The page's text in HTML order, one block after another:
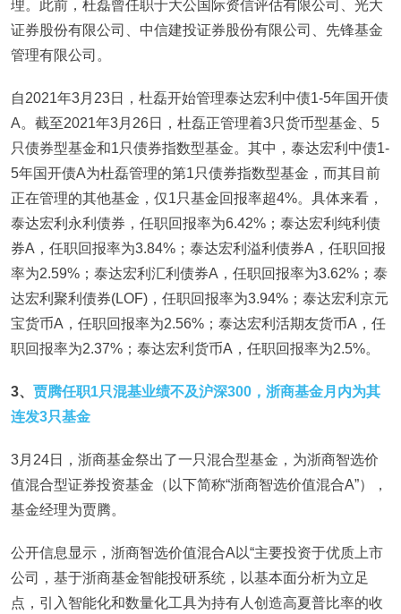
理。此前，杜磊曾任职于大公国际资信评估有限公司、光大
证券股份有限公司、中信建投证券股份有限公司、先锋基金
管理有限公司。
自2021年3月23日，杜磊开始管理泰达宏利中债1-5年国开债
A。截至2021年3月26日，杜磊正管理着3只货币型基金、5
只债券型基金和1只债券指数型基金。其中，泰达宏利中债1-
5年国开债A为杜磊管理的第1只债券指数型基金，而其目前
正在管理的其他基金，仅1只基金回报率超4%。具体来看，
泰达宏利永利债券，任职回报率为6.42%；泰达宏利纯利债
券A，任职回报率为3.84%；泰达宏利溢利债券A，任职回报
率为2.59%；泰达宏利汇利债券A，任职回报率为3.62%；泰
达宏利聚利债券(LOF)，任职回报率为3.94%；泰达宏利京元
宝货币A，任职回报率为2.56%；泰达宏利活期友货币A，任
职回报率为2.37%；泰达宏利货币A，任职回报率为2.5%。
3、 贾腾任职1只混基业绩不及沪深300，浙商基金月内为其
连发3只基金
3月24日，浙商基金祭出了一只混合型基金，为浙商智选价
值混合型证券投资基金（以下简称“浙商智选价值混合A”），
基金经理为贾腾。
公开信息显示，浙商智选价值混合A以“主要投资于优质上市
公司，基于浙商基金智能投研系统，以基本面分析为立足
点，引入智能化和数量化工具为持有人创造高夏普比率的收